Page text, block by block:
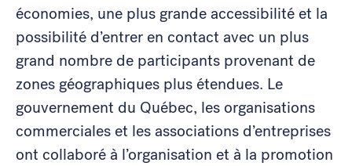
économies, une plus grande accessibilité et la
possibilité d’entrer en contact avec un plus
grand nombre de participants provenant de
zones géographiques plus étendues. Le
gouvernement du Québec, les organisations
commerciales et les associations d’entreprises
ont collaboré à l’organisation et à la promotion